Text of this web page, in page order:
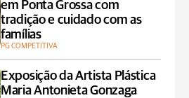
em Ponta Grossa com
tradição e cuidado com as
famílias
PG COMPETITIVA
Exposição da Artista Plástica
Maria Antonieta Gonzaga